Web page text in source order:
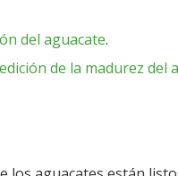
del aguacate.
de la madurez del